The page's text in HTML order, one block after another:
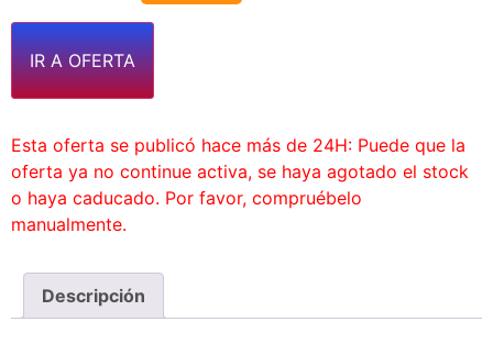
IR A OFERTA
Esta oferta se publicó hace más de 24H: Puede que la
oferta ya no continue activa, se haya agotado el stock
o haya caducado. Por favor, compruébelo
manualmente.
Descripción